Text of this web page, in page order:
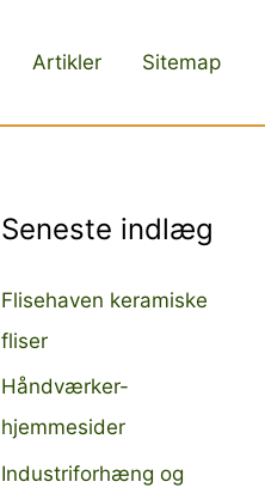
Artikler Sitemap
Seneste indlæg
Flisehaven keramiske
fliser
Håndværker-
hjemmesider
Industriforhæng og